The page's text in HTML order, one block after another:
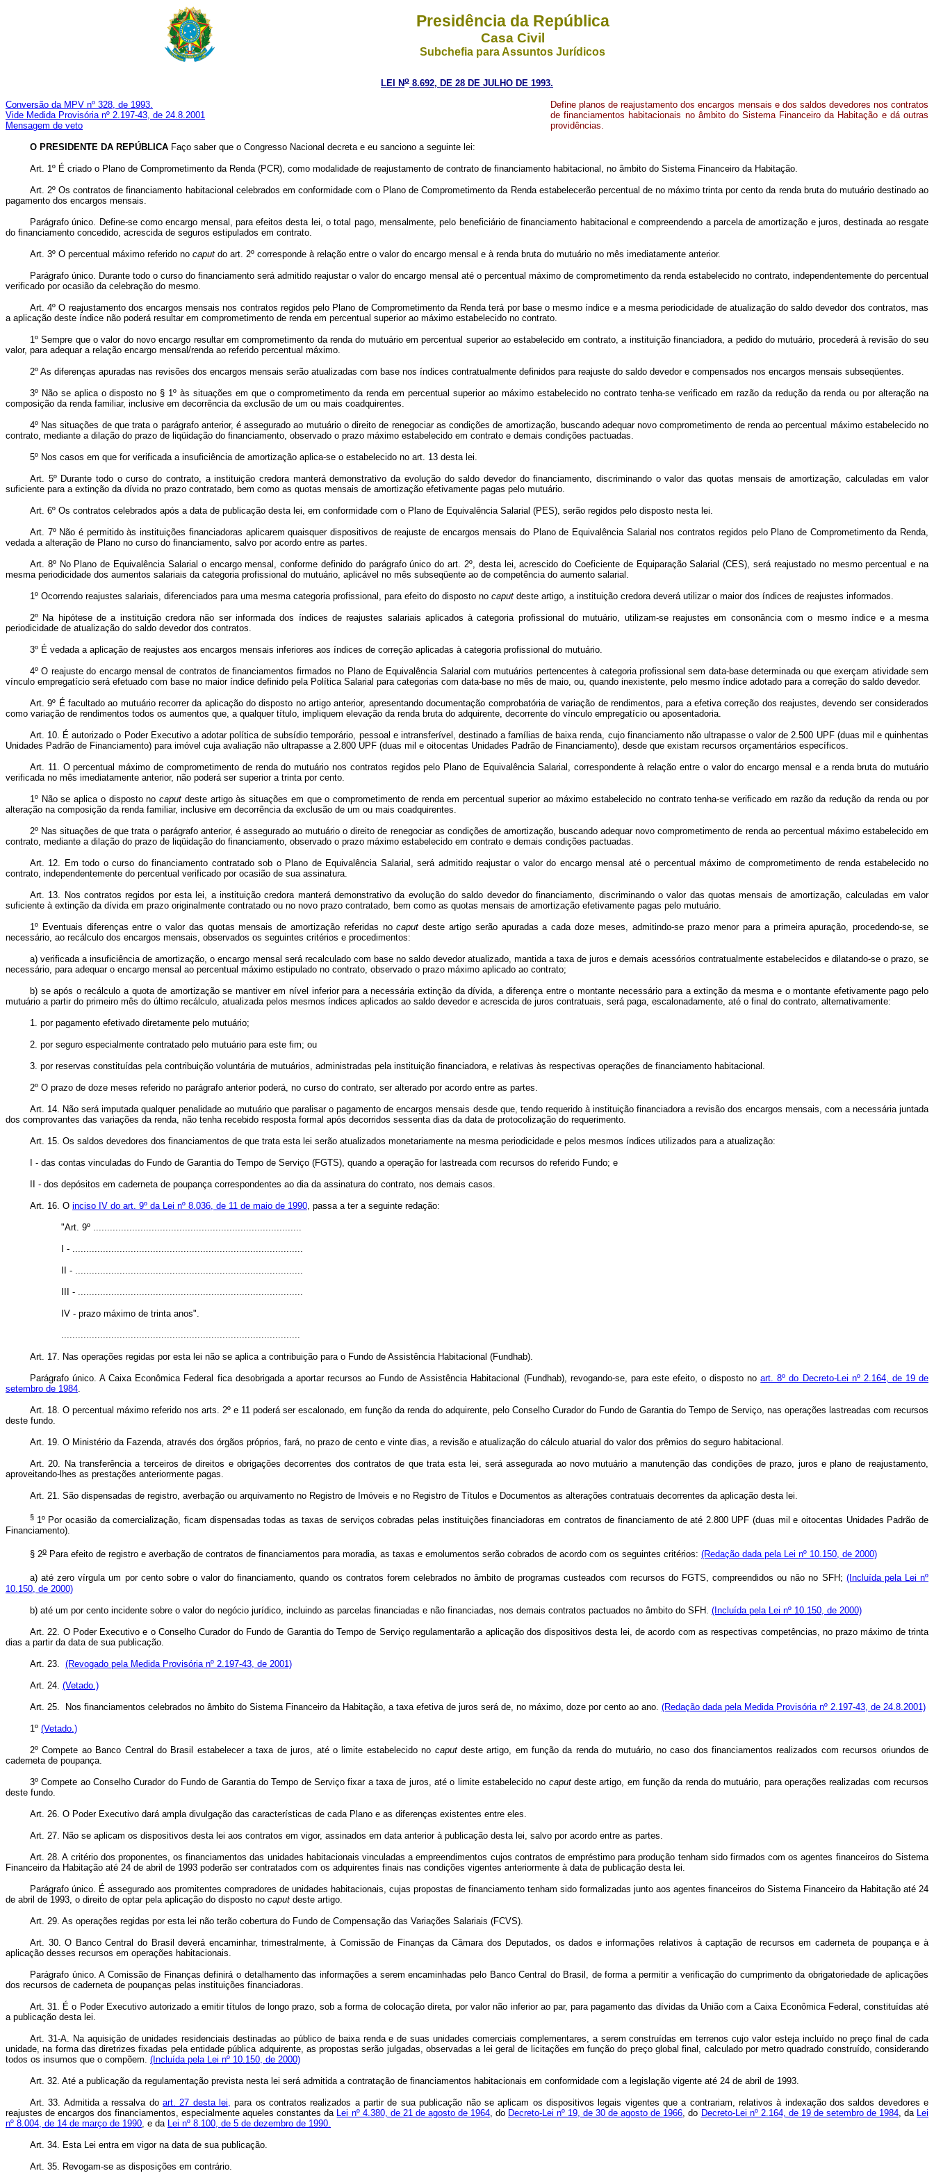
Presidência da República
Casa Civil
Subchefia para Assuntos Jurídicos
LEI No 8.692, DE 28 DE JULHO DE 1993.
Conversão da MPV nº 328, de 1993.
Vide Medida Provisória nº 2.197-43, de 24.8.2001
Mensagem de veto
Define planos de reajustamento dos encargos mensais e dos saldos devedores nos contratos
de financiamentos habitacionais no âmbito do Sistema Financeiro da Habitação e dá outras
providências.
O PRESIDENTE DA REPÚBLICA Faço saber que o Congresso Nacional decreta e eu sanciono a seguinte lei:
Art. 1º É criado o Plano de Comprometimento da Renda (PCR), como modalidade de reajustamento de contrato de financiamento habitacional, no âmbito do Sistema Financeiro da Habitação.
Art. 2º Os contratos de financiamento habitacional celebrados em conformidade com o Plano de Comprometimento da Renda estabelecerão percentual de no máximo trinta por cento da renda bruta do mutuário destinado ao
pagamento dos encargos mensais.
Parágrafo único. Define-se como encargo mensal, para efeitos desta lei, o total pago, mensalmente, pelo beneficiário de financiamento habitacional e compreendendo a parcela de amortização e juros, destinada ao resgate
do financiamento concedido, acrescida de seguros estipulados em contrato.
Art. 3º O percentual máximo referido no caput do art. 2º corresponde à relação entre o valor do encargo mensal e à renda bruta do mutuário no mês imediatamente anterior.
Parágrafo único. Durante todo o curso do financiamento será admitido reajustar o valor do encargo mensal até o percentual máximo de comprometimento da renda estabelecido no contrato, independentemente do percentual
verificado por ocasião da celebração do mesmo.
Art. 4º O reajustamento dos encargos mensais nos contratos regidos pelo Plano de Comprometimento da Renda terá por base o mesmo índice e a mesma periodicidade de atualização do saldo devedor dos contratos, mas
a aplicação deste índice não poderá resultar em comprometimento de renda em percentual superior ao máximo estabelecido no contrato.
1º Sempre que o valor do novo encargo resultar em comprometimento da renda do mutuário em percentual superior ao estabelecido em contrato, a instituição financiadora, a pedido do mutuário, procederá à revisão do seu
valor, para adequar a relação encargo mensal/renda ao referido percentual máximo.
2º As diferenças apuradas nas revisões dos encargos mensais serão atualizadas com base nos índices contratualmente definidos para reajuste do saldo devedor e compensados nos encargos mensais subseqüentes.
3º Não se aplica o disposto no § 1º às situações em que o comprometimento da renda em percentual superior ao máximo estabelecido no contrato tenha-se verificado em razão da redução da renda ou por alteração na
composição da renda familiar, inclusive em decorrência da exclusão de um ou mais coadquirentes.
4º Nas situações de que trata o parágrafo anterior, é assegurado ao mutuário o direito de renegociar as condições de amortização, buscando adequar novo comprometimento de renda ao percentual máximo estabelecido no
contrato, mediante a dilação do prazo de liqüidação do financiamento, observado o prazo máximo estabelecido em contrato e demais condições pactuadas.
5º Nos casos em que for verificada a insuficiência de amortização aplica-se o estabelecido no art. 13 desta lei.
Art. 5º Durante todo o curso do contrato, a instituição credora manterá demonstrativo da evolução do saldo devedor do financiamento, discriminando o valor das quotas mensais de amortização, calculadas em valor
suficiente para a extinção da dívida no prazo contratado, bem como as quotas mensais de amortização efetivamente pagas pelo mutuário.
Art. 6º Os contratos celebrados após a data de publicação desta lei, em conformidade com o Plano de Equivalência Salarial (PES), serão regidos pelo disposto nesta lei.
Art. 7º Não é permitido às instituições financiadoras aplicarem quaisquer dispositivos de reajuste de encargos mensais do Plano de Equivalência Salarial nos contratos regidos pelo Plano de Comprometimento da Renda,
vedada a alteração de Plano no curso do financiamento, salvo por acordo entre as partes.
Art. 8º No Plano de Equivalência Salarial o encargo mensal, conforme definido do parágrafo único do art. 2º, desta lei, acrescido do Coeficiente de Equiparação Salarial (CES), será reajustado no mesmo percentual e na
mesma periodicidade dos aumentos salariais da categoria profissional do mutuário, aplicável no mês subseqüente ao de competência do aumento salarial.
1º Ocorrendo reajustes salariais, diferenciados para uma mesma categoria profissional, para efeito do disposto no caput deste artigo, a instituição credora deverá utilizar o maior dos índices de reajustes informados.
2º Na hipótese de a instituição credora não ser informada dos índices de reajustes salariais aplicados à categoria profissional do mutuário, utilizam-se reajustes em consonância com o mesmo índice e a mesma
periodicidade de atualização do saldo devedor dos contratos.
3º É vedada a aplicação de reajustes aos encargos mensais inferiores aos índices de correção aplicadas à categoria profissional do mutuário.
4º O reajuste do encargo mensal de contratos de financiamentos firmados no Plano de Equivalência Salarial com mutuários pertencentes à categoria profissional sem data-base determinada ou que exerçam atividade sem
vínculo empregatício será efetuado com base no maior índice definido pela Política Salarial para categorias com data-base no mês de maio, ou, quando inexistente, pelo mesmo índice adotado para a correção do saldo devedor.
Art. 9º É facultado ao mutuário recorrer da aplicação do disposto no artigo anterior, apresentando documentação comprobatória de variação de rendimentos, para a efetiva correção dos reajustes, devendo ser considerados
como variação de rendimentos todos os aumentos que, a qualquer título, impliquem elevação da renda bruta do adquirente, decorrente do vínculo empregatício ou aposentadoria.
Art. 10. É autorizado o Poder Executivo a adotar política de subsídio temporário, pessoal e intransferível, destinado a famílias de baixa renda, cujo financiamento não ultrapasse o valor de 2.500 UPF (duas mil e quinhentas
Unidades Padrão de Financiamento) para imóvel cuja avaliação não ultrapasse a 2.800 UPF (duas mil e oitocentas Unidades Padrão de Financiamento), desde que existam recursos orçamentários específicos.
Art. 11. O percentual máximo de comprometimento de renda do mutuário nos contratos regidos pelo Plano de Equivalência Salarial, correspondente à relação entre o valor do encargo mensal e a renda bruta do mutuário
verificada no mês imediatamente anterior, não poderá ser superior a trinta por cento.
1º Não se aplica o disposto nocaput deste artigo às situações em que o comprometimento de renda em percentual superior ao máximo estabelecido no contrato tenha-se verificado em razão da redução da renda ou por
alteração na composição da renda familiar, inclusive em decorrência da exclusão de um ou mais coadquirentes.
2º Nas situações de que trata o parágrafo anterior, é assegurado ao mutuário o direito de renegociar as condições de amortização, buscando adequar novo comprometimento de renda ao percentual máximo estabelecido em
contrato, mediante a dilação do prazo de liqüidação do financiamento, observado o prazo máximo estabelecido em contrato e demais condições pactuadas.
Art. 12. Em todo o curso do financiamento contratado sob o Plano de Equivalência Salarial, será admitido reajustar o valor do encargo mensal até o percentual máximo de comprometimento de renda estabelecido no
contrato, independentemente do percentual verificado por ocasião de sua assinatura.
Art. 13. Nos contratos regidos por esta lei, a instituição credora manterá demonstrativo da evolução do saldo devedor do financiamento, discriminando o valor das quotas mensais de amortização, calculadas em valor
suficiente à extinção da dívida em prazo originalmente contratado ou no novo prazo contratado, bem como as quotas mensais de amortização efetivamente pagas pelo mutuário.
1º Eventuais diferenças entre o valor das quotas mensais de amortização referidas nocaput deste artigo serão apuradas a cada doze meses, admitindo-se prazo menor para a primeira apuração, procedendo-se, se
necessário, ao recálculo dos encargos mensais, observados os seguintes critérios e procedimentos:
a) verificada a insuficiência de amortização, o encargo mensal será recalculado com base no saldo devedor atualizado, mantida a taxa de juros e demais acessórios contratualmente estabelecidos e dilatando-se o prazo, se
necessário, para adequar o encargo mensal ao percentual máximo estipulado no contrato, observado o prazo máximo aplicado ao contrato;
b) se após o recálculo a quota de amortização se mantiver em nível inferior para a necessária extinção da dívida, a diferença entre o montante necessário para a extinção da mesma e o montante efetivamente pago pelo
mutuário a partir do primeiro mês do último recálculo, atualizada pelos mesmos índices aplicados ao saldo devedor e acrescida de juros contratuais, será paga, escalonadamente, até o final do contrato, alternativamente:
1. por pagamento efetivado diretamente pelo mutuário;
2. por seguro especialmente contratado pelo mutuário para este fim; ou
3. por reservas constituídas pela contribuição voluntária de mutuários, administradas pela instituição financiadora, e relativas às respectivas operações de financiamento habitacional.
2º O prazo de doze meses referido no parágrafo anterior poderá, no curso do contrato, ser alterado por acordo entre as partes.
Art. 14. Não será imputada qualquer penalidade ao mutuário que paralisar o pagamento de encargos mensais desde que, tendo requerido à instituição financiadora a revisão dos encargos mensais, com a necessária juntada
dos comprovantes das variações da renda, não tenha recebido resposta formal após decorridos sessenta dias da data de protocolização do requerimento.
Art. 15. Os saldos devedores dos financiamentos de que trata esta lei serão atualizados monetariamente na mesma periodicidade e pelos mesmos índices utilizados para a atualização:
I - das contas vinculadas do Fundo de Garantia do Tempo de Serviço (FGTS), quando a operação for lastreada com recursos do referido Fundo; e
II - dos depósitos em caderneta de poupança correspondentes ao dia da assinatura do contrato, nos demais casos.
Art. 16. O inciso IV do art. 9º da Lei nº 8.036, de 11 de maio de 1990, passa a ter a seguinte redação:
"Art. 9º ...........................................................................
I - ...................................................................................
II - ..................................................................................
III - .................................................................................
IV - prazo máximo de trinta anos".
......................................................................................
Art. 17. Nas operações regidas por esta lei não se aplica a contribuição para o Fundo de Assistência Habitacional (Fundhab).
Parágrafo único. A Caixa Econômica Federal fica desobrigada a aportar recursos ao Fundo de Assistência Habitacional (Fundhab), revogando-se, para este efeito, o disposto noart. 8º do Decreto-Lei nº 2.164, de 19 de
setembro de 1984.
Art. 18. O percentual máximo referido nos arts. 2º e 11 poderá ser escalonado, em função da renda do adquirente, pelo Conselho Curador do Fundo de Garantia do Tempo de Serviço, nas operações lastreadas com recursos
deste fundo.
Art. 19. O Ministério da Fazenda, através dos órgãos próprios, fará, no prazo de cento e vinte dias, a revisão e atualização do cálculo atuarial do valor dos prêmios do seguro habitacional.
Art. 20. Na transferência a terceiros de direitos e obrigações decorrentes dos contratos de que trata esta lei, será assegurada ao novo mutuário a manutenção das condições de prazo, juros e plano de reajustamento,
aproveitando-lhes as prestações anteriormente pagas.
Art. 21. São dispensadas de registro, averbação ou arquivamento no Registro de Imóveis e no Registro de Títulos e Documentos as alterações contratuais decorrentes da aplicação desta lei.
§ 1º Por ocasião da comercialização, ficam dispensadas todas as taxas de serviços cobradas pelas instituições financiadoras em contratos de financiamento de até 2.800 UPF (duas mil e oitocentas Unidades Padrão de
Financiamento).
§ 2o Para efeito de registro e averbação de contratos de financiamentos para moradia, as taxas e emolumentos serão cobrados de acordo com os seguintes critérios: (Redação dada pela Lei nº 10.150, de 2000)
a) até zero vírgula um por cento sobre o valor do financiamento, quando os contratos forem celebrados no âmbito de programas custeados com recursos do FGTS, compreendidos ou não no SFH; (Incluída pela Lei nº
10.150, de 2000)
b) até um por cento incidente sobre o valor do negócio jurídico, incluindo as parcelas financiadas e não financiadas, nos demais contratos pactuados no âmbito do SFH. (Incluída pela Lei nº 10.150, de 2000)
Art. 22. O Poder Executivo e o Conselho Curador do Fundo de Garantia do Tempo de Serviço regulamentarão a aplicação dos dispositivos desta lei, de acordo com as respectivas competências, no prazo máximo de trinta
dias a partir da data de sua publicação.
Art. 23. (Revogado pela Medida Provisória nº 2.197-43, de 2001)
Art. 24. (Vetado.)
Art. 25. Nos financiamentos celebrados no âmbito do Sistema Financeiro da Habitação, a taxa efetiva de juros será de, no máximo, doze por cento ao ano. (Redação dada pela Medida Provisória nº 2.197-43, de 24.8.2001)
1º (Vetado.)
2º Compete ao Banco Central do Brasil estabelecer a taxa de juros, até o limite estabelecido no caputdeste artigo, em função da renda do mutuário, no caso dos financiamentos realizados com recursos oriundos de
caderneta de poupança.
3º Compete ao Conselho Curador do Fundo de Garantia do Tempo de Serviço fixar a taxa de juros, até o limite estabelecido no caputdeste artigo, em função da renda do mutuário, para operações realizadas com recursos
deste fundo.
Art. 26. O Poder Executivo dará ampla divulgação das características de cada Plano e as diferenças existentes entre eles.
Art. 27. Não se aplicam os dispositivos desta lei aos contratos em vigor, assinados em data anterior à publicação desta lei, salvo por acordo entre as partes.
Art. 28. A critério dos proponentes, os financiamentos das unidades habitacionais vinculadas a empreendimentos cujos contratos de empréstimo para produção tenham sido firmados com os agentes financeiros do Sistema
Financeiro da Habitação até 24 de abril de 1993 poderão ser contratados com os adquirentes finais nas condições vigentes anteriormente à data de publicação desta lei.
Parágrafo único. É assegurado aos promitentes compradores de unidades habitacionais, cujas propostas de financiamento tenham sido formalizadas junto aos agentes financeiros do Sistema Financeiro da Habitação até 24
de abril de 1993, o direito de optar pela aplicação do disposto no caput deste artigo.
Art. 29. As operações regidas por esta lei não terão cobertura do Fundo de Compensação das Variações Salariais (FCVS).
Art. 30. O Banco Central do Brasil deverá encaminhar, trimestralmente, à Comissão de Finanças da Câmara dos Deputados, os dados e informações relativos à captação de recursos em caderneta de poupança e à
aplicação desses recursos em operações habitacionais.
Parágrafo único. A Comissão de Finanças definirá o detalhamento das informações a serem encaminhadas pelo Banco Central do Brasil, de forma a permitir a verificação do cumprimento da obrigatoriedade de aplicações
dos recursos de caderneta de poupanças pelas instituições financiadoras.
Art. 31. É o Poder Executivo autorizado a emitir títulos de longo prazo, sob a forma de colocação direta, por valor não inferior ao par, para pagamento das dívidas da União com a Caixa Econômica Federal, constituídas até
a publicação desta lei.
Art. 31-A. Na aquisição de unidades residenciais destinadas ao público de baixa renda e de suas unidades comerciais complementares, a serem construídas em terrenos cujo valor esteja incluído no preço final de cada
unidade, na forma das diretrizes fixadas pela entidade pública adquirente, as propostas serão julgadas, observadas a lei geral de licitações em função do preço global final, calculado por metro quadrado construído, considerando
todos os insumos que o compõem. (Incluída pela Lei nº 10.150, de 2000)
Art. 32. Até a publicação da regulamentação prevista nesta lei será admitida a contratação de financiamentos habitacionais em conformidade com a legislação vigente até 24 de abril de 1993.
Art. 33. Admitida a ressalva doart. 27 desta lei, para os contratos realizados a partir de sua publicação não se aplicam os dispositivos legais vigentes que a contrariam, relativos à indexação dos saldos devedores e
reajustes de encargos dos financiamentos, especialmente aqueles constantes da Lei nº 4.380, de 21 de agosto de 1964, do Decreto-Lei nº 19, de 30 de agosto de 1966, do Decreto-Lei nº 2.164, de 19 de setembro de 1984, da Lei
nº 8.004, de 14 de março de 1990, e da Lei nº 8.100, de 5 de dezembro de 1990.
Art. 34. Esta Lei entra em vigor na data de sua publicação.
Art. 35. Revogam-se as disposições em contrário.